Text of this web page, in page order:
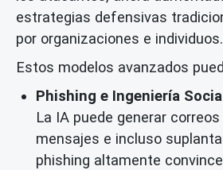
estrategias defensivas
por organizaciones e individuos.
Estos modelos avanzados
Phishing e Ingeniería
La IA puede generar
mensajes e incluso
phishing altamente